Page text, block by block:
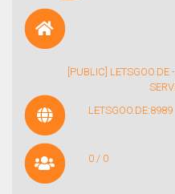
[PUBLIC] LETSGOO.DE
LETSGOO.DE:8989
0 / 0